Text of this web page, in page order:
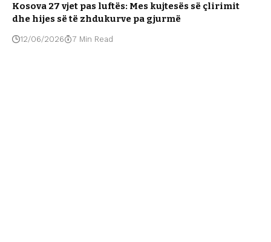
Kosova 27 vjet pas luftës: Mes kujtesës së çlirimit
dhe hijes së të zhdukurve pa gjurmë
12/06/2026 7 Min Read